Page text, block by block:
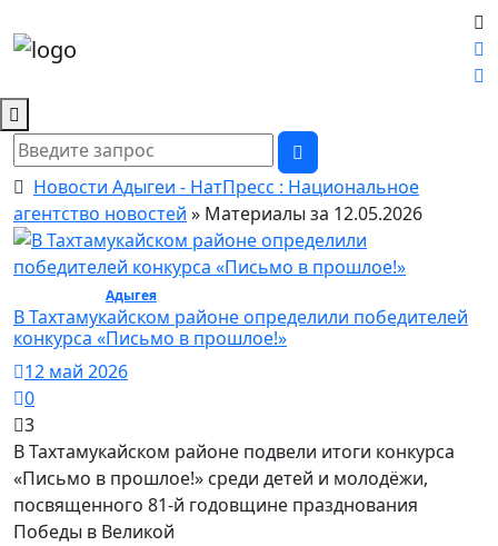
Новости Адыгеи - НатПресс : Национальное
агентство новостей » Материалы за 12.05.2026
Адыгея/ Общество
В Тахтамукайском районе определили победителей
конкурса «Письмо в прошлое!»
12 май 2026
0
3
В Тахтамукайском районе подвели итоги конкурса
«Письмо в прошлое!» среди детей и молодёжи,
посвященного 81-й годовщине празднования
Победы в Великой